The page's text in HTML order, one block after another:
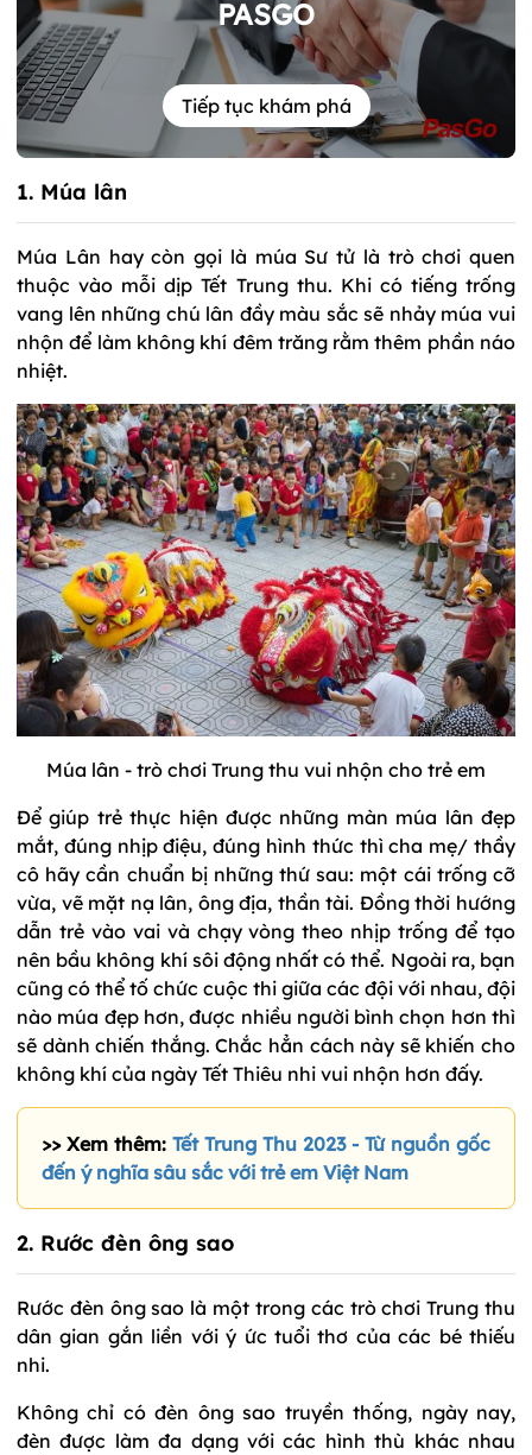
PASGO
Tiếp tục khám phá
1. Múa lân
Múa Lân hay còn gọi là múa Sư tử là trò chơi quen
thuộc vào mỗi dịp Tết Trung thu. Khi có tiếng trống
vang lên những chú lân đầy màu sắc sẽ nhảy múa vui
nhộn để làm không khí đêm trăng rằm thêm phần náo
nhiệt.
Múa lân - trò chơi Trung thu vui nhộn cho trẻ em
Để giúp trẻ thực hiện được những màn múa lân đẹp
mắt, đúng nhịp điệu, đúng hình thức thì cha mẹ/ thầy
cô hãy cần chuẩn bị những thứ sau: một cái trống cỡ
vừa, vẽ mặt nạ lân, ông địa, thần tài. Đồng thời hướng
dẫn trẻ vào vai và chạy vòng theo nhịp trống để tạo
nên bầu không khí sôi động nhất có thể. Ngoài ra, bạn
cũng có thể tố chức cuộc thi giữa các đội với nhau, đội
nào múa đẹp hơn, được nhiều người bình chọn hơn thì
sẽ dành chiến thắng. Chắc hẳn cách này sẽ khiến cho
không khí của ngày Tết Thiêu nhi vui nhộn hơn đấy.
>> Xem thêm: Tết Trung Thu 2023 - Từ nguồn gốc
đến ý nghĩa sâu sắc với trẻ em Việt Nam
2. Rước đèn ông sao
Rước đèn ông sao là một trong các trò chơi Trung thu
dân gian gắn liền với ý ức tuổi thơ của các bé thiếu
nhi.
Không chỉ có đèn ông sao truyền thống, ngày nay,
đèn được làm đa dạng với các hình thù khác nhau